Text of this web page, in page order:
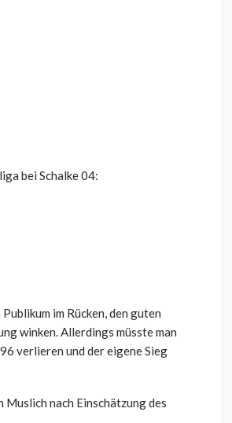
bei Schalke 04:
im Rücken, den guten
winken. Allerdings müsste man
verlieren und der eigene Sieg
nach Einschätzung des